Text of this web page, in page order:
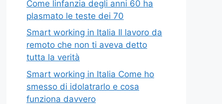
Come linfanzia degli anni 60 ha
plasmato le teste dei 70
Smart working in Italia Il lavoro da
remoto che non ti aveva detto
tutta la verità
Smart working in Italia Come ho
smesso di idolatrarlo e cosa
funziona davvero